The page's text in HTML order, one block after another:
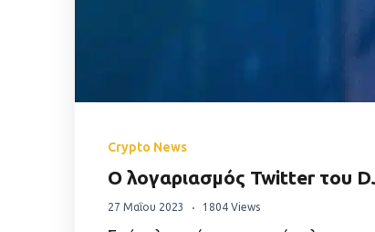
Crypto News
Ο λογαριασμός Twitter του
27 Μαΐου 2023 1804 Views